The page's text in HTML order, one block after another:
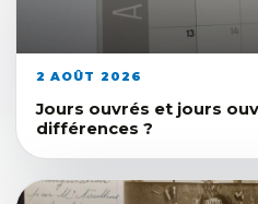
2 AOÛT 2026
Jours ouvrés et jours
différences ?